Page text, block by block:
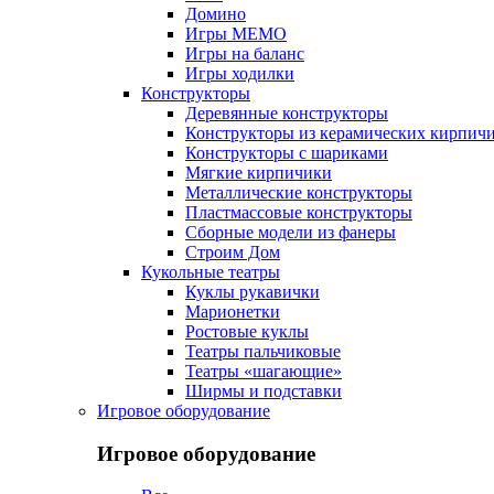
Домино
Игры МЕМО
Игры на баланс
Игры ходилки
Конструкторы
Деревянные конструкторы
Конструкторы из керамических
Конструкторы с шариками
Мягкие кирпичики
Металлические конструкторы
Пластмассовые конструкторы
Сборные модели из фанеры
Строим Дом
Кукольные театры
Куклы рукавички
Марионетки
Ростовые куклы
Театры пальчиковые
Театры «шагающие»
Ширмы и подставки
Игровое оборудование
Игровое оборудование